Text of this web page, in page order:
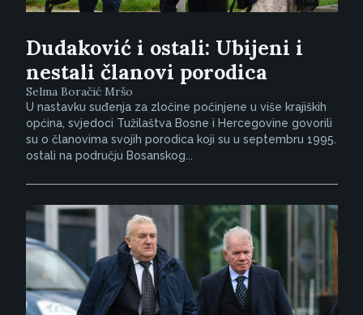
Dudaković i ostali: Ubijeni i
nestali članovi porodica
Selma Boračić Mršo
U nastavku suđenja za zločine počinjene u više krajiških
općina, svjedoci Tužilaštva Bosne i Hercegovine govorili
su o članovima svojih porodica koji su u septembru 1995.
ostali na području Bosanskog...